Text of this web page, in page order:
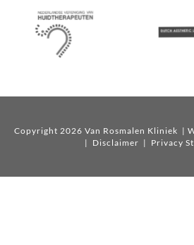
Copyright 2026 Van Rosmalen Kliniek |
| Disclaimer | Privacy